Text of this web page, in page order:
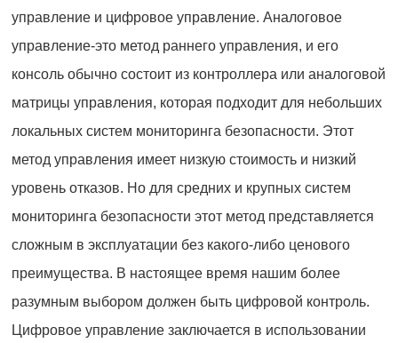
управление и цифровое управление. Аналоговое
управление-это метод раннего управления, и его
консоль обычно состоит из контроллера или аналоговой
матрицы управления, которая подходит для небольших
локальных систем мониторинга безопасности. Этот
метод управления имеет низкую стоимость и низкий
уровень отказов. Но для средних и крупных систем
мониторинга безопасности этот метод представляется
сложным в эксплуатации без какого-либо ценового
преимущества. В настоящее время нашим более
разумным выбором должен быть цифровой контроль.
Цифровое управление заключается в использовании